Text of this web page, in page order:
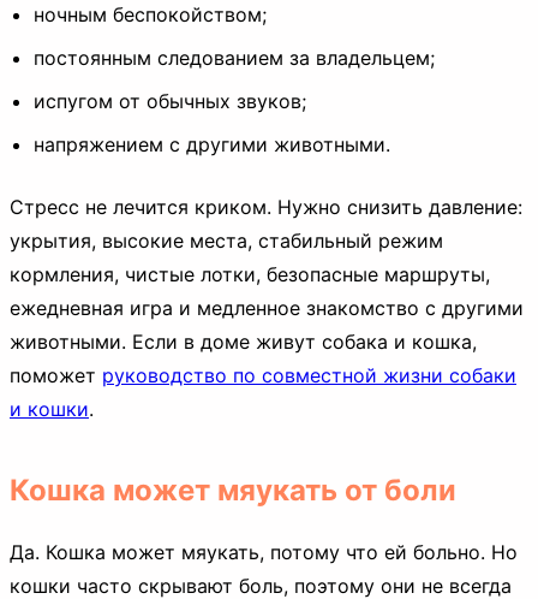
ночным беспокойством;
постоянным следованием за владельцем;
испугом от обычных звуков;
напряжением с другими животными.
Стресс не лечится криком. Нужно снизить давление:
укрытия, высокие места, стабильный режим
кормления, чистые лотки, безопасные маршруты,
ежедневная игра и медленное знакомство с другими
животными. Если в доме живут собака и кошка,
поможет руководство по совместной жизни собаки
и кошки.
Кошка может мяукать от боли
Да. Кошка может мяукать, потому что ей больно. Но
кошки часто скрывают боль, поэтому они не всегда